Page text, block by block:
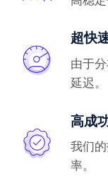
超快
由于
延迟。
高成
我们
率。